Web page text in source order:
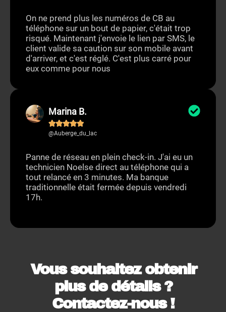
On ne prend plus les numéros de CB au
téléphone sur un bout de papier, c'était trop
risqué. Maintenant j'envoie le lien par SMS, le
client valide sa caution sur son mobile avant
d'arriver, et c'est réglé. C'est plus carré pour
eux comme pour nous
Marina B.

@Auberge_du_lac
Panne de réseau en plein check-in. J'ai eu un
technicien Noelse direct au téléphone qui a
tout relancé en 3 minutes. Ma banque
traditionnelle était fermée depuis vendredi
17h.
Vous souhaitez obtenir
plus de détails ?
Contactez-nous !